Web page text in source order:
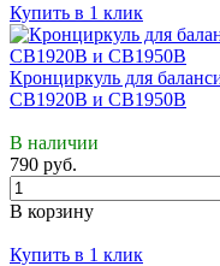
Купить в 1 клик
Кронциркуль для
CB1920B и CB1950B
В наличии
790 руб.
В корзину
Купить в 1 клик